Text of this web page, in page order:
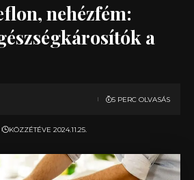
nehézfém:
a
KÖZZÉTÉVE 2024.11.25.
5 PERC OLVASÁS